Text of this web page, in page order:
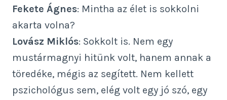
Fekete Ágnes: Mintha az élet is sokkolni
akarta volna?
Lovász Miklós: Sokkolt is. Nem egy
mustármagnyi hitünk volt, hanem annak a
töredéke, mégis az segített. Nem kellett
pszichológus sem, elég volt egy jó szó, egy